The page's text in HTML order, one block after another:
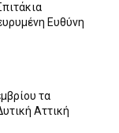
Ευθύνη
τα
Αττική